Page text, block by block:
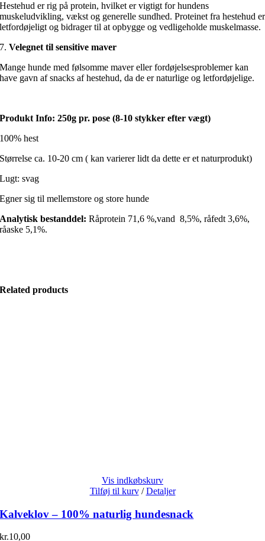
Hestehud er rig på protein, hvilket er vigtigt for hundens
muskeludvikling, vækst og generelle sundhed. Proteinet fra hestehud er
letfordøjeligt og bidrager til at opbygge og vedligeholde muskelmasse.
7.Velegnet til sensitive maver
Mange hunde med følsomme maver eller fordøjelsesproblemer kan
have gavn af snacks af hestehud, da de er naturlige og letfordøjelige.
Produkt Info: 250g pr. pose (8-10 stykker efter vægt)
100% hest
Størrelse ca. 10-20 cm ( kan varierer lidt da dette er et naturprodukt)
Lugt: svag
Egner sig til mellemstore og store hunde
Analytisk bestanddel:Råprotein 71,6 %,vand 8,5%, råfedt 3,6%,
råaske 5,1%.
Related products
Vis indkøbskurv
Tilføj til kurv / Detaljer
Kalveklov – 100% naturlig hundesnack
kr.10,00